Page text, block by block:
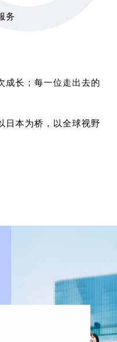
务
成长；每一位走出去的
日本为桥，以全球视野